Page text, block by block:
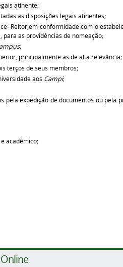
atinente;
as disposições legais atinentes;
Reitor,em conformidade com o
as providências de nomeação;
;
principalmente as de alta relevância;
terços de seus membros;
aos Campi;
pela expedição de documentos ou pela
acadêmico;